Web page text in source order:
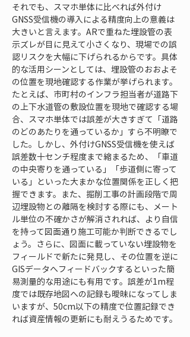
それでも、スマホ単体に比べれば外付け
GNSS受信機の導入による精度向上の意義は
大きいと言えます。ARで重ねた埋設管の表
示ズレが目に見えて小さくなり、現場での誤
認リスクを大幅に下げられるからです。具体
的な活用シーンとしては、埋設管のおおよそ
の位置を現地確認する作業が挙げられます。
たとえば、市町村のインフラ担当者が道路下
の上下水道管の敷設位置を現地で確認する場
合、スマホ単体では誤差が大きすぎて「道路
のどのあたりを通っているか」すら不明瞭で
した。しかし、外付けGNSS受信機を使えば
誤差数十センチ程度まで縮まるため、「車道
の中央寄りを通っている」「歩道側に寄って
いる」といった大まかな位置関係を正しく把
握できます。また、掘削工事の計画段階で周
辺埋設物との離隔を検討する際にも、メート
ル単位の不確かさが解消されれば、より自信
を持って図面通り施工可能か判断できるでし
ょう。さらに、図面に載っていない埋設物を
フィールドで新たに発見し、その位置を逆に
GISデータへフィードバックするといった簡
易測量的な用途にも有用です。誤差が1m程
度では既存地図への記録も曖昧になってしま
いますが、50cm以下の精度で位置記録でき
れば資産情報の更新にも耐えうるためです。